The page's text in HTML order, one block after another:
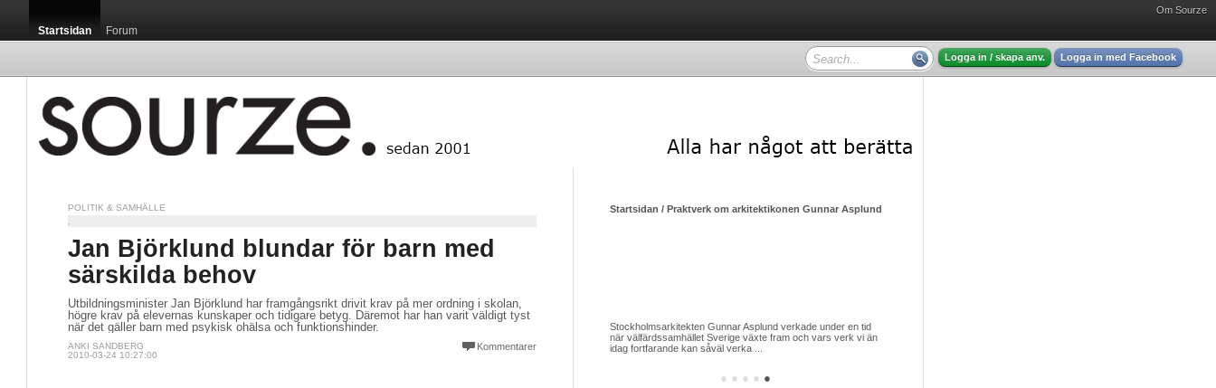
Om Sourze
Startsidan Forum
Logga in / skapa anv. Logga in med Facebook
POLITIK & SAMHÄLLE
Jan Björklund blundar för barn med
särskilda behov
Utbildningsminister Jan Björklund har framgångsrikt drivit krav på mer ordning i skolan,
högre krav på elevernas kunskaper och tidigare betyg. Däremot har han varit väldigt tyst
när det gäller barn med psykisk ohälsa och funktionshinder.
Kommentarer
ANKI SANDBERG
2010-03-24 10:27:00
● ● ● ● ●
Startsidan / Praktverk om arkitektikonen Gunnar Asplund - mycket intressant läsning
Stockholmsarkitekten Gunnar Asplund verkade under en tid
när välfärdssamhället Sverige växte fram och vars verk vi än
idag fortfarande kan såväl verka ...